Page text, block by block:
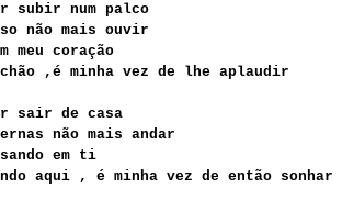
subir num palco
não mais ouvir
meu coração
,é minha vez de lhe aplaudir
sair de casa
não mais andar
em ti
aqui , é minha vez de então sonhar